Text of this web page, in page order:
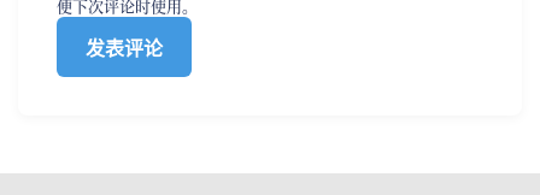
便下次评论时使用。